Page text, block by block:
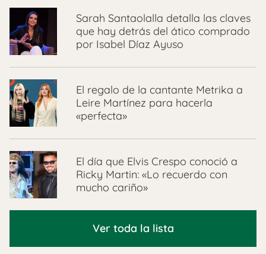
Sarah Santaolalla detalla las claves
que hay detrás del ático comprado
por Isabel Díaz Ayuso
El regalo de la cantante Metrika a
Leire Martínez para hacerla
«perfecta»
El día que Elvis Crespo conoció a
Ricky Martin: «Lo recuerdo con
mucho cariño»
Ver toda la lista